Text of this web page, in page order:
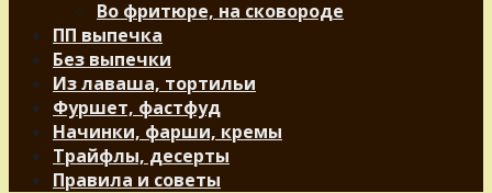
Во фритюре, на сковороде
ПП выпечка
Без выпечки
Из лаваша, тортильи
Фуршет, фастфуд
Начинки, фарши, кремы
Трайфлы, десерты
Правила и советы